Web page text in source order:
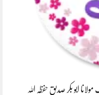
ابو بکر صدیق حفظہ اللہ